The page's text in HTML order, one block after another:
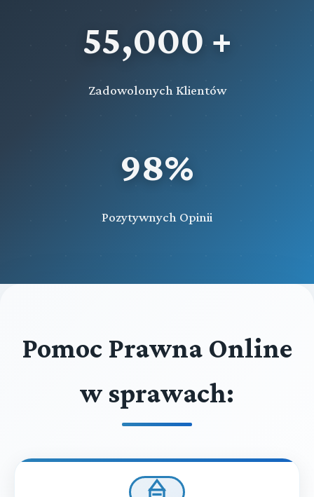
55,000 +
Zadowolonych Klientów
98%
Pozytywnych Opinii
Pomoc Prawna Online
w sprawach: